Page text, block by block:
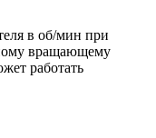
в об/мин при
вращающему
работать